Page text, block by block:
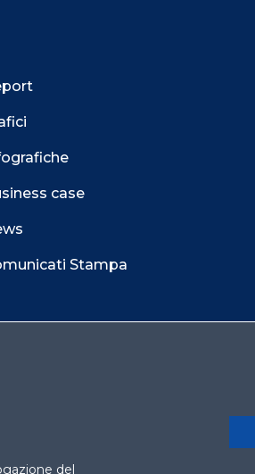
case
Stampa
del